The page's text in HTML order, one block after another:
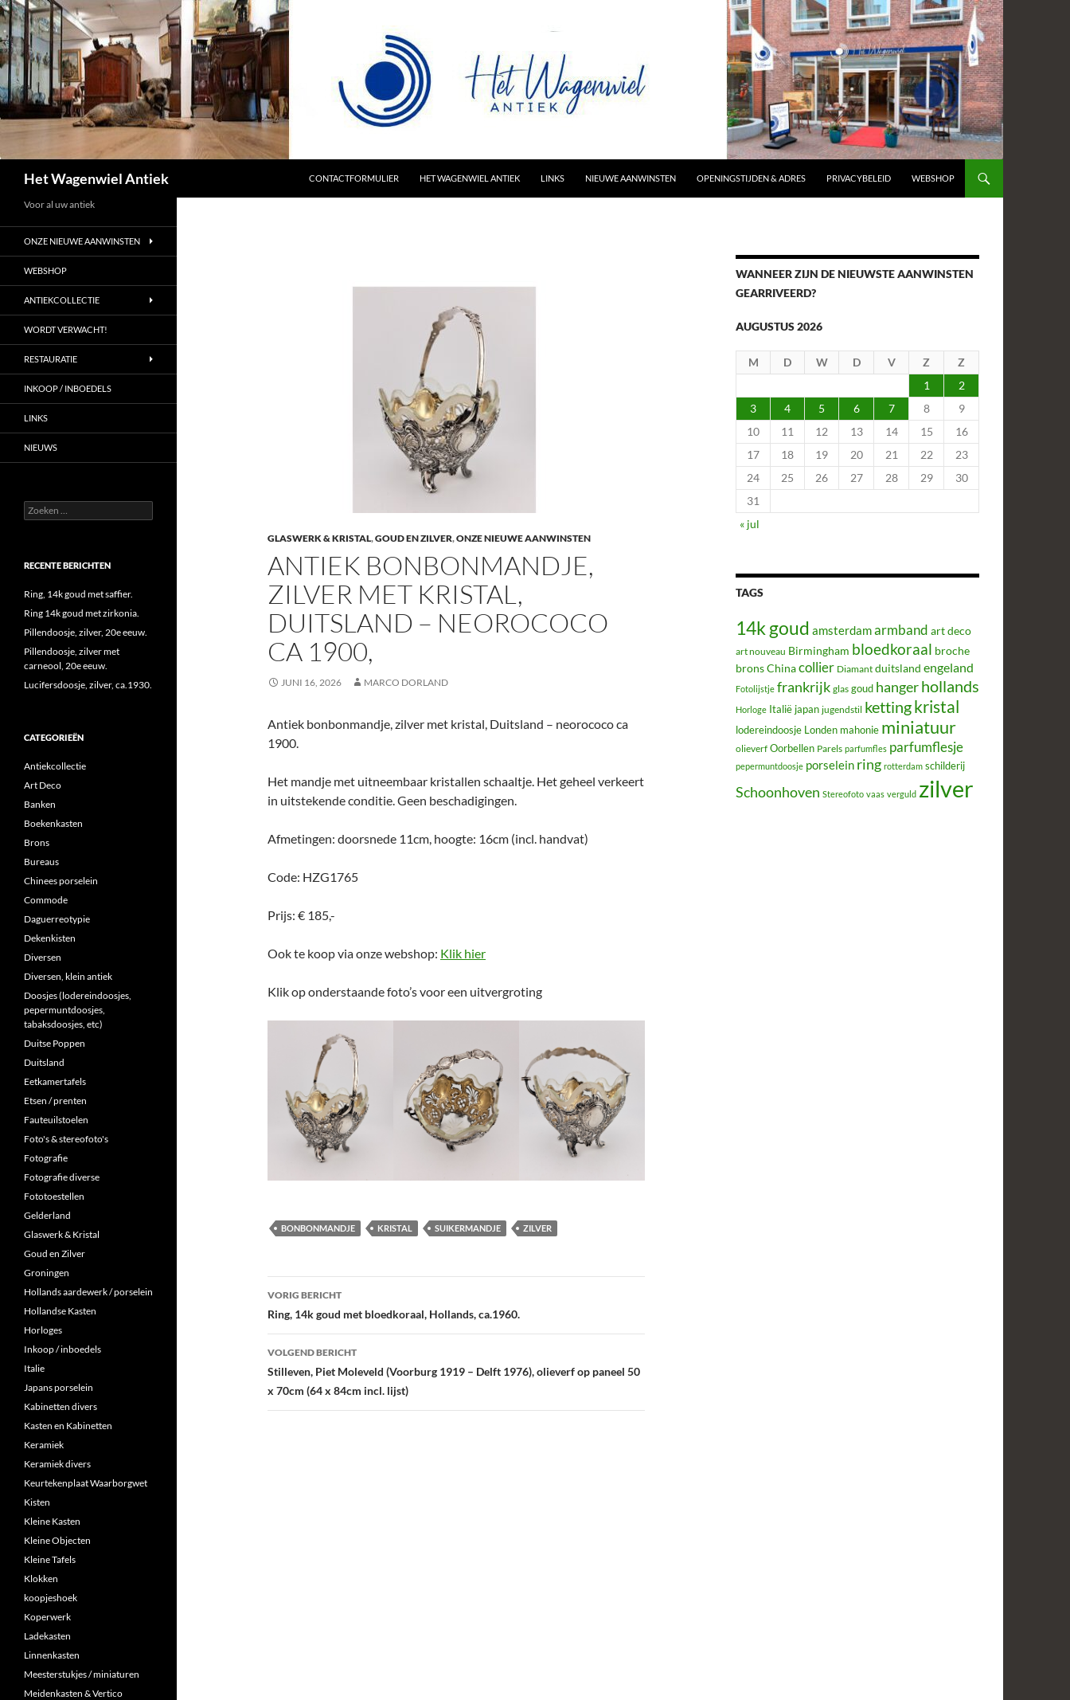
Het Wagenwiel Antiek
CONTACTFORMULIER
HET WAGENWIEL ANTIEK LINKS NIEUWE AANWINSTEN OPENINGSTIJDEN & ADRES PRIVACYBELEID WEBSHOP
GLASWERK & KRISTAL,GOUD EN ZILVER,ONZE NIEUWE AANWINSTEN
ANTIEK BONBONMANDJE,
ZILVER MET KRISTAL,
DUITSLAND – NEOROCOCO
CA 1900,
JUNI 16, 2026 MARCO DORLAND
Antiek bonbonmandje, zilver met kristal, Duitsland – neorococo ca
1900.
Het mandje met uitneembaar kristallen schaaltje. Het geheel verkeert
in uitstekende conditie. Geen beschadigingen.
Afmetingen: doorsnede 11cm, hoogte: 16cm (incl. handvat)
Code: HZG1765
Prijs: € 185,-
Ook te koop via onze webshop: Klik hier
Klik op onderstaande foto’s voor een uitvergroting
BONBONMANDJE KRISTAL SUIKERMANDJE ZILVER
Berichtnavigatie
VORIG BERICHT
Ring, 14k goud met bloedkoraal, Hollands, ca.1960.
VOLGEND BERICHT
Stilleven, Piet Moleveld (Voorburg 1919 – Delft 1976), olieverf op paneel 50
x 70cm (64 x 84cm incl. lijst)
WANNEER ZIJN DE NIEUWSTE AANWINSTEN
GEARRIVEERD?
AUGUSTUS 2026
M D W D V Z
Z
1
2
3
4 5 6 7 8
9
10
11 12 13 14 15
16
17
18 19 20 21 22
23
24
25 26 27 28 29
30
31
« jul
TAGS
14k goud amsterdamarmband art deco
art nouveau Birmingham bloedkoraal broche
bronsChinacollier Diamant duitsland engeland
Fotolijstje frankrijk glas goud hangerhollands
Horloge Italië japan jugendstil kettingkristal
lodereindoosje Londen mahonie miniatuur
olieverf Oorbellen Parels parfumfles parfumflesje
pepermuntdoosje porselein ring rotterdam schilderij
Schoonhoven Stereofoto vaas verguld zilver
Voor al uw antiek
ONZE NIEUWE AANWINSTEN
WEBSHOP
ANTIEKCOLLECTIE
WORDT VERWACHT!
RESTAURATIE
INKOOP / INBOEDELS
LINKS
NIEUWS
Zoeken
naar:
RECENTE BERICHTEN
Ring, 14k goud met saffier.
Ring 14k goud met zirkonia.
Pillendoosje, zilver, 20e eeuw.
Pillendoosje, zilver met
carneool, 20e eeuw.
Lucifersdoosje, zilver, ca.1930.
CATEGORIEËN
Antiekcollectie
Art Deco
Banken
Boekenkasten
Brons
Bureaus
Chinees porselein
Commode
Daguerreotypie
Dekenkisten
Diversen
Diversen, klein antiek
Doosjes (lodereindoosjes,
pepermuntdoosjes,
tabaksdoosjes, etc)
Duitse Poppen
Duitsland
Eetkamertafels
Etsen / prenten
Fauteuilstoelen
Foto's & stereofoto's
Fotografie
Fotografie diverse
Fototoestellen
Gelderland
Glaswerk & Kristal
Goud en Zilver
Groningen
Hollands aardewerk / porselein
Hollandse Kasten
Horloges
Inkoop / inboedels
Italie
Japans porselein
Kabinetten divers
Kasten en Kabinetten
Keramiek
Keramiek divers
Keurtekenplaat Waarborgwet
Kisten
Kleine Kasten
Kleine Objecten
Kleine Tafels
Klokken
koopjeshoek
Koperwerk
Ladekasten
Linnenkasten
Meesterstukjes / miniaturen
Meidenkasten & Vertico